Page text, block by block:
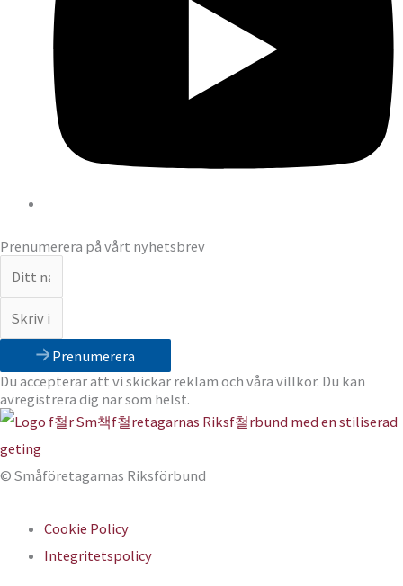
Prenumerera på vårt nyhetsbrev
Prenumerera
Du accepterar att vi skickar reklam och våra villkor. Du kan
avregistrera dig när som helst.
© Småföretagarnas Riksförbund
Cookie Policy
Integritetspolicy